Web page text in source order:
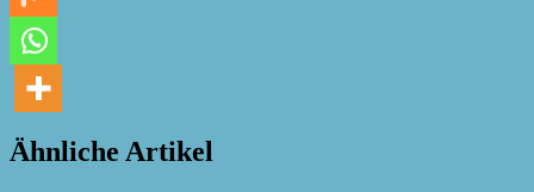
Ähnliche Artikel